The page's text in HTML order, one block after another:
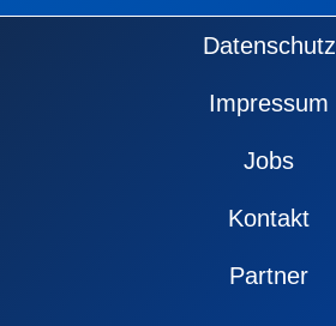
Datenschutz
Impressum
Jobs
Kontakt
Partner